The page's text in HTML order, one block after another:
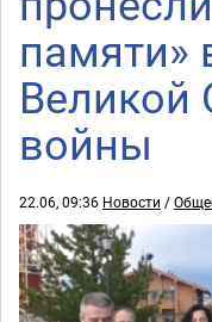
памяти»
Великой
войны
22.06, 09:36 Новости /